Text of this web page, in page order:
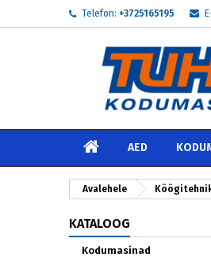
Telefon: +3725165195
AVALEHELE
AED
Avalehele
KATALOOG
Kodumasinad